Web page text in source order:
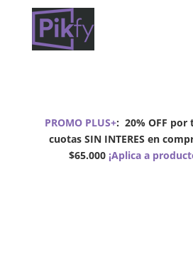
PROMO PLUS+:20% OFF
cuotas SIN INTERES en
$65.000¡Aplica a